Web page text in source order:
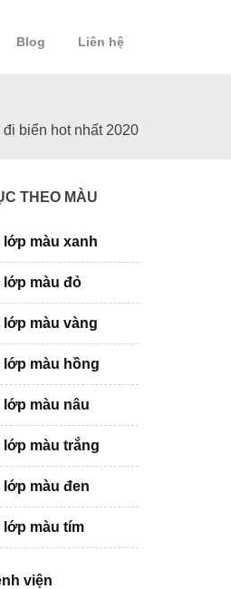
Blog Liên hệ
biển hot nhất 2020
THEO MÀU
màu xanh
màu đỏ
màu vàng
màu hồng
màu nâu
màu trắng
màu đen
màu tím
viện